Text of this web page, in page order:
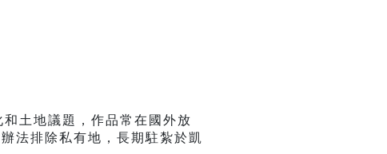
土地議題，作品常在國外放
法排除私有地，長期駐紮於凱